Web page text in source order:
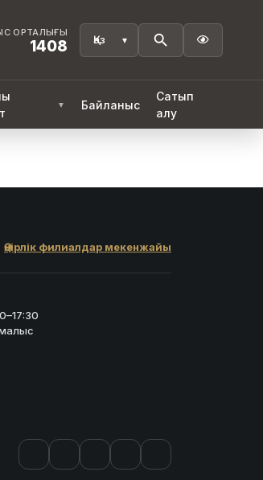
ОРТАЛЫҒЫ
1408 
▼ Байланыс
Сатып
алу
Өңірлік филиалдар мекенжайы